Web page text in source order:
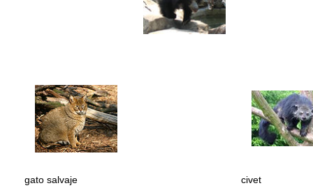
gato salvaje civet